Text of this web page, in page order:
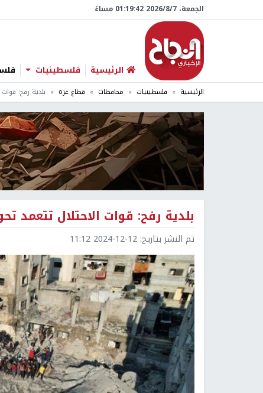
الجمعة، 7/‏8/‏2026 01:19:43 مساءً
الرئيسية فلسطينيات
الرئيسية فلسطينيات محافظات قطاع غزة بلدية رفح:
بلدية رفح: قوات الاحتلال تتعمد
تم النشر بتاريخ: 2024-12-12 11:12